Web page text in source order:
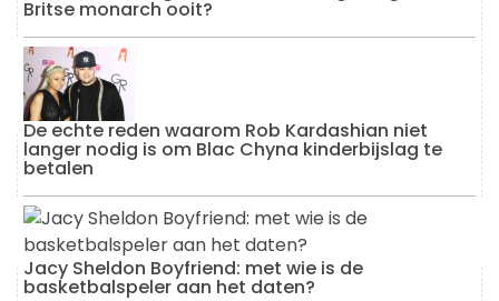
Britse monarch ooit?
De echte reden waarom Rob Kardashian niet
langer nodig is om Blac Chyna kinderbijslag te
betalen
Jacy Sheldon Boyfriend: met wie is de
basketbalspeler aan het daten?